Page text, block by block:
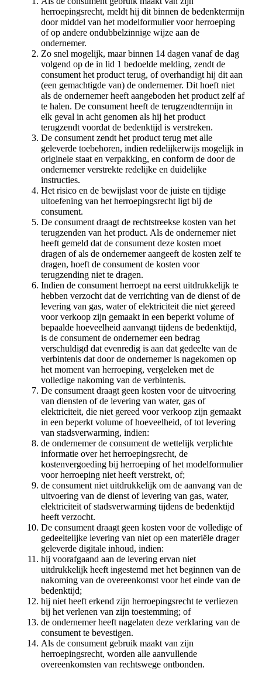
herroepingsrecht, meldt hij dit binnen de bedenktermijn
door middel van het modelformulier voor herroeping
of op andere ondubbelzinnige wijze aan de
ondernemer.
Zo snel mogelijk, maar binnen 14 dagen vanaf de dag
volgend op de in lid 1 bedoelde melding, zendt de
consument het product terug, of overhandigt hij dit aan
(een gemachtigde van) de ondernemer. Dit hoeft niet
als de ondernemer heeft aangeboden het product zelf af
te halen. De consument heeft de terugzendtermijn in
elk geval in acht genomen als hij het product
terugzendt voordat de bedenktijd is verstreken.
De consument zendt het product terug met alle
geleverde toebehoren, indien redelijkerwijs mogelijk in
originele staat en verpakking, en conform de door de
ondernemer verstrekte redelijke en duidelijke
instructies.
Het risico en de bewijslast voor de juiste en tijdige
uitoefening van het herroepingsrecht ligt bij de
consument.
De consument draagt de rechtstreekse kosten van het
terugzenden van het product. Als de ondernemer niet
heeft gemeld dat de consument deze kosten moet
dragen of als de ondernemer aangeeft de kosten zelf te
dragen, hoeft de consument de kosten voor
terugzending niet te dragen.
Indien de consument herroept na eerst uitdrukkelijk te
hebben verzocht dat de verrichting van de dienst of de
levering van gas, water of elektriciteit die niet gereed
voor verkoop zijn gemaakt in een beperkt volume of
bepaalde hoeveelheid aanvangt tijdens de bedenktijd,
is de consument de ondernemer een bedrag
verschuldigd dat evenredig is aan dat gedeelte van de
verbintenis dat door de ondernemer is nagekomen op
het moment van herroeping, vergeleken met de
volledige nakoming van de verbintenis.
De consument draagt geen kosten voor de uitvoering
van diensten of de levering van water, gas of
elektriciteit, die niet gereed voor verkoop zijn gemaakt
in een beperkt volume of hoeveelheid, of tot levering
van stadsverwarming, indien:
de ondernemer de consument de wettelijk verplichte
informatie over het herroepingsrecht, de
kostenvergoeding bij herroeping of het modelformulier
voor herroeping niet heeft verstrekt, of;
de consument niet uitdrukkelijk om de aanvang van de
uitvoering van de dienst of levering van gas, water,
elektriciteit of stadsverwarming tijdens de bedenktijd
heeft verzocht.
De consument draagt geen kosten voor de volledige of
gedeeltelijke levering van niet op een materiële drager
geleverde digitale inhoud, indien:
hij voorafgaand aan de levering ervan niet
uitdrukkelijk heeft ingestemd met het beginnen van de
nakoming van de overeenkomst voor het einde van de
bedenktijd;
hij niet heeft erkend zijn herroepingsrecht te verliezen
bij het verlenen van zijn toestemming; of
de ondernemer heeft nagelaten deze verklaring van de
consument te bevestigen.
Als de consument gebruik maakt van zijn
herroepingsrecht, worden alle aanvullende
overeenkomsten van rechtswege ontbonden.